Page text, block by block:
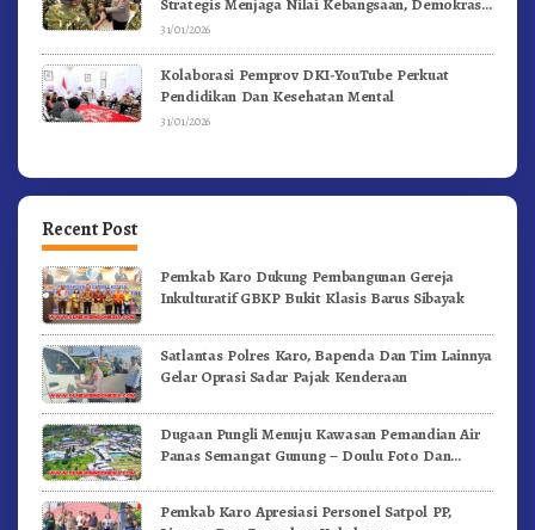
Strategis Menjaga Nilai Kebangsaan, Demokrasi,
dan NKRI
31/01/2026
Kolaborasi Pemprov DKI-YouTube Perkuat
Pendidikan Dan Kesehatan Mental
31/01/2026
Recent Post
Pemkab Karo Dukung Pembangunan Gereja
Inkulturatif GBKP Bukit Klasis Barus Sibayak
Satlantas Polres Karo, Bapenda Dan Tim Lainnya
Gelar Oprasi Sadar Pajak Kenderaan
Dugaan Pungli Menuju Kawasan Pemandian Air
Panas Semangat Gunung – Doulu Foto Dan
Pemkab Karo Apresiasi Personel Satpol PP,